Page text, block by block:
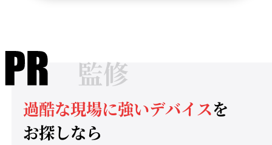
監修
過酷な現場に強いデバイスを
お探しなら